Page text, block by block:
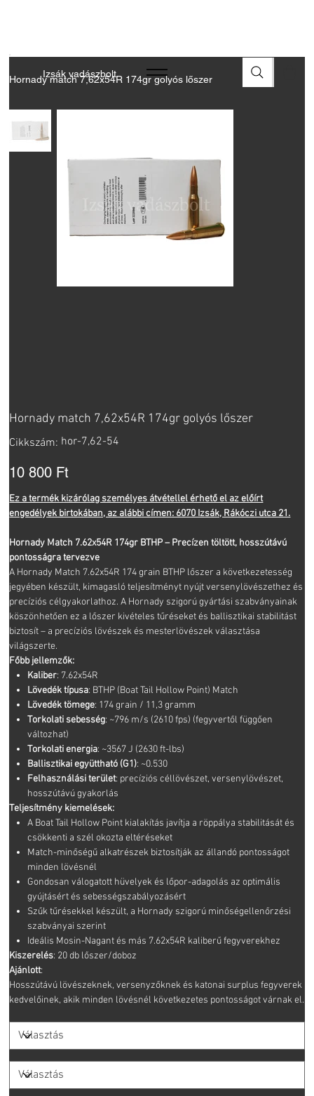
Izsák vadászbolt
Hornady match 7,62x54R 174gr golyós lőszer
Hornady match 7,62x54R 174gr golyós lőszer
Cikkszám: Cikkszám:
hor-
hor-7,62-54
Ár
10 800 Ft
Ez a termék kizárólag személyes átvétellel érhető el az előírt
engedélyek birtokában, az alábbi címen: 6070 Izsák, Rákóczi utca 21.
Hornady Match 7.62x54R 174gr BTHP – Precízen töltött, hosszútávú
pontosságra tervezve
A Hornady Match 7.62x54R 174 grain BTHP lőszer a következetesség
jegyében készült, kimagasló teljesítményt nyújt versenylövészethez és
precíziós célgyakorlathoz. A Hornady szigorú gyártási szabványainak
köszönhetően ez a lőszer kivételes tűréseket és ballisztikai stabilitást
biztosít – a precíziós lövészek és mesterlövészek választása
világszerte.
Főbb jellemzők:
Kaliber: 7.62x54R
Lövedék típusa: BTHP (Boat Tail Hollow Point) Match
Lövedék tömege: 174 grain / 11,3 gramm
Torkolati sebesség: ~796 m/s (2610 fps) (fegyvertől függően
változhat)
Torkolati energia: ~3567 J (2630 ft-lbs)
Ballisztikai együttható (G1): ~0.530
Felhasználási terület: precíziós céllövészet, versenylövészet,
hosszútávú gyakorlás
Teljesítmény kiemelések:
A Boat Tail Hollow Point kialakítás javítja a röppálya stabilitását és
csökkenti a szél okozta eltéréseket
Match-minőségű alkatrészek biztosítják az állandó pontosságot
minden lövésnél
Gondosan válogatott hüvelyek és lőpor-adagolás az optimális
gyújtásért és sebességszabályozásért
Szűk tűrésekkel készült, a Hornady szigorú minőségellenőrzési
szabványai szerint
Ideális Mosin-Nagant és más 7.62x54R kaliberű fegyverekhez
Kiszerelés: 20 db lőszer/doboz
Ajánlott:
Hosszútávú lövészeknek, versenyzőknek és katonai surplus fegyverek
kedvelőinek, akik minden lövésnél következetes pontosságot várnak el.